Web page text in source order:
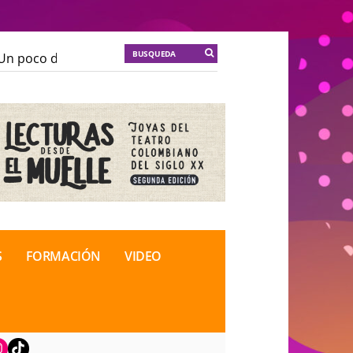
poco de locura para la cordura
Soma
Soma
de Teatro Rosa
FORMACIÓN VIDEO
TikTok